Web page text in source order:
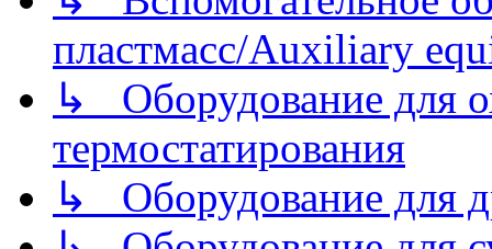
пластмасс/Auxiliary
↳ Оборудование для
термостатирования
↳ Оборудование для